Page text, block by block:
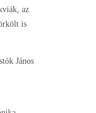
az
is
János